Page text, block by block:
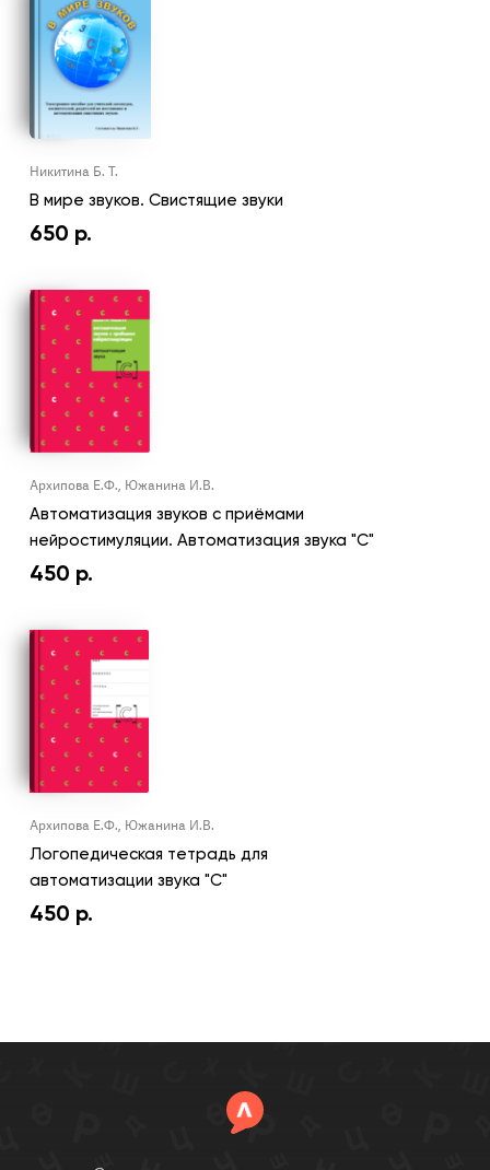
Никитина Б. Т.
В мире звуков. Свистящие звуки
650 р.
Архипова Е.Ф., Южанина И.В.
Автоматизация звуков с приёмами
нейростимуляции. Автоматизация звука "С"
450 р.
Архипова Е.Ф., Южанина И.В.
Логопедическая тетрадь для
автоматизации звука "С"
450 р.